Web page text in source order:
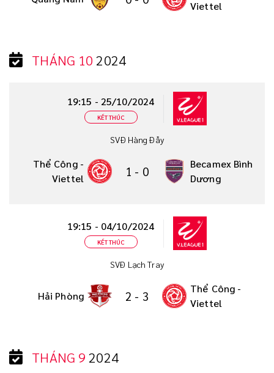
Viettel
THÁNG 10 2024
19:15 - 25/10/2024
KẾT THÚC
SVĐ Hàng Đẫy
Thể Công -
Viettel
1 - 0
Becamex Bình
Dương
19:15 - 04/10/2024
KẾT THÚC
SVĐ Lạch Tray
Hải Phòng 2 - 3
Thể Công -
Viettel
THÁNG 9 2024